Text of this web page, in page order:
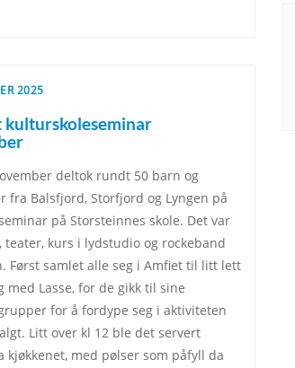
2025
kulturskoleseminar
deltok rundt 50 barn og
fra Balsfjord, Storfjord og Lyngen på
på Storsteinnes skole. Det var
teater, kurs i lydstudio og rockeband
Først samlet alle seg i Amfiet til litt lett
med Lasse, for de gikk til sine
for å fordype seg i aktiviteten
Litt over kl 12 ble det servert
kjøkkenet, med pølser som påfyll da